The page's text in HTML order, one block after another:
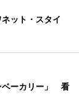
ット・スタイ
ベーカリー」 看